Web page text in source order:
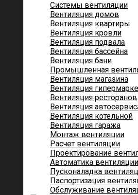
Системы вентиляции
Вентиляция домов
Вентиляция квартиры
Вентиляция кровли
Вентиляция подвала
Вентиляция бассейна
Вентиляция бани
Промышленная
Вентиляция магазина
Вентиляция
Вентиляция ресторанов
Вентиляция
Вентиляция котельной
Вентиляция гаража
Монтаж вентиляции
Расчет вентиляции
Проектирование
Автоматика вентиляции
Пусконаладка
Паспортизация
Обслуживание